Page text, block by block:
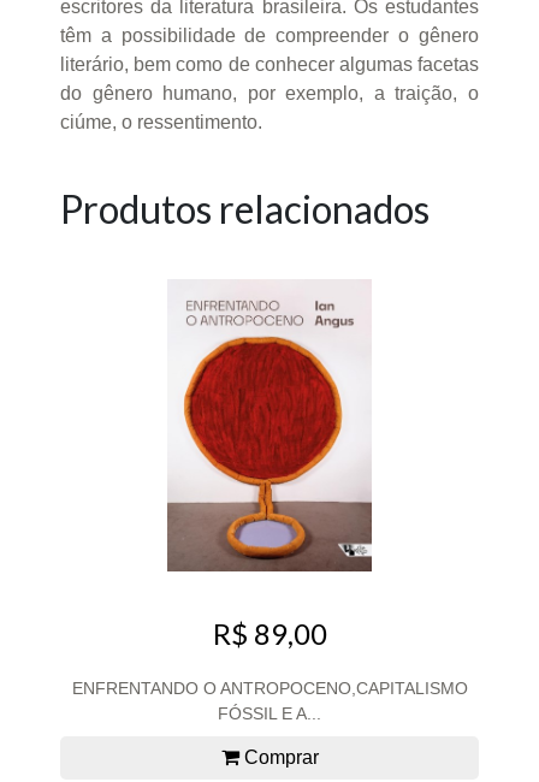
escritores da literatura brasileira. Os estudantes
têm a possibilidade de compreender o gênero
literário, bem como de conhecer algumas facetas
do gênero humano, por exemplo, a traição, o
ciúme, o ressentimento.
Produtos relacionados
R$ 89,00
ENFRENTANDO O ANTROPOCENO,CAPITALISMO
FÓSSIL E A...
Comprar